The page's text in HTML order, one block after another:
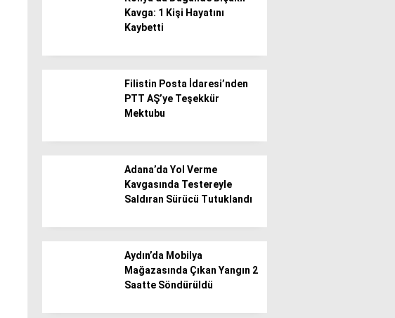
Kavga: 1 Kişi Hayatını
Kaybetti
Filistin Posta İdaresi’nden
PTT AŞ’ye Teşekkür
Mektubu
Adana’da Yol Verme
Kavgasında Testereyle
Saldıran Sürücü Tutuklandı
Aydın’da Mobilya
Mağazasında Çıkan Yangın 2
Saatte Söndürüldü